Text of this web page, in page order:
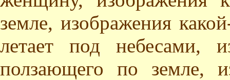
земле, изображения
летает под небесами,
ползающего по земле,